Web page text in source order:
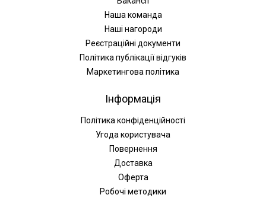
Наша команда
Наші нагороди
Реєстраційні документи
Політика публікації відгуків
Маркетингова політика
Інформація
Політика конфіденційності
Угода користувача
Повернення
Доставка
Оферта
Робочі методики